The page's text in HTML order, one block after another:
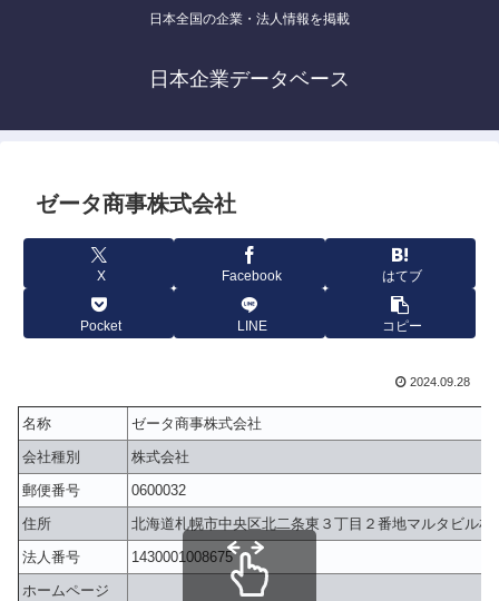
日本全国の企業・法人情報を掲載
日本企業データベース
ゼータ商事株式会社
X Facebook はてブ
Pocket LINE コピー
2024.09.28
名称
ゼータ商事株式会社
会社種別
株式会社
郵便番号
0600032
住所
北海道札幌市中央区北二条東３丁目２番地マルタビル札
法人番号
1430001008675
ホームページ